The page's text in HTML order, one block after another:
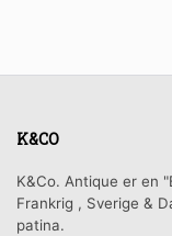
K&CO
K&Co. Antique er en
Frankrig , Sverige &
patina.